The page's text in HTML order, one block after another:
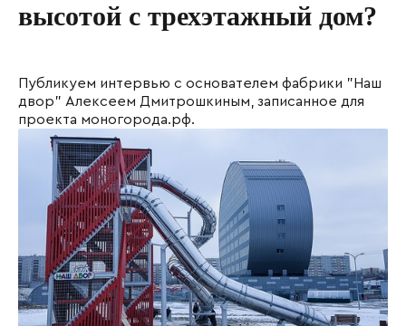
высотой с трехэтажный дом?
Публикуем интервью с основателем фабрики "Наш
двор" Алексеем Дмитрошкиным, записанное для
проекта моногорода.рф.